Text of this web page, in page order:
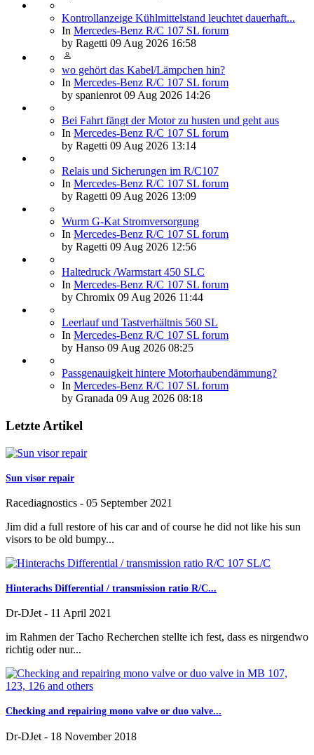
Kontrollanzeige Kühlmittelstand leuchtet dauerhaft...
In Mercedes-Benz R/C 107 SL forum
by Ragetti 09 Aug 2026 16:58
wo gehört das Kabel/Lämpchen hin?
In Mercedes-Benz R/C 107 SL forum
by spanienrot 09 Aug 2026 14:26
Bei Fahrt fängt der Motor zu husten und geht aus
In Mercedes-Benz R/C 107 SL forum
by Ragetti 09 Aug 2026 13:14
Relais und Sicherungen im R/C107
In Mercedes-Benz R/C 107 SL forum
by Ragetti 09 Aug 2026 13:09
Wurm G-Kat Stromversorgung
In Mercedes-Benz R/C 107 SL forum
by Ragetti 09 Aug 2026 12:56
Haltedruck /Warmstart 450 SLC
In Mercedes-Benz R/C 107 SL forum
by Chromix 09 Aug 2026 11:44
Leerlauf und Tastverhältnis 560 SL
In Mercedes-Benz R/C 107 SL forum
by Hanso 09 Aug 2026 08:25
Passgenauigkeit hintere Motorhaubendämmung?
In Mercedes-Benz R/C 107 SL forum
by Granada 09 Aug 2026 08:18
Letzte Artikel
Sun visor repair
Racediagnostics - 05 September 2021
Jim did a full restore of his car and of course he did not like his sun
visors to be old bumpy...
Hinterachs Differential / transmission ratio R/C...
Dr-DJet - 11 April 2021
im Rahmen der Tacho Recherchen stellte ich fest, dass es nirgendwo
richtig oder nur...
Checking and repairing mono valve or duo valve...
Dr-DJet - 18 November 2018